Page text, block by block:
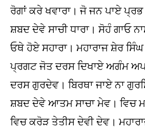
ਰੋਗਾਂ ਕਰੇ ਖਵਾਰਾ। ਜੋ ਜਨ ਪਾਏ
ਸ਼ਬਦ ਦੇਵੇ ਸਾਚੀ ਧਾਰਾ। ਸੋਹੰ ਗਾਓ
ਓਥੇ ਹੋਏ ਸਹਾਰਾ। ਮਹਾਰਾਜ ਸ਼ੇਰ
ਪ੍ਰਗਟ ਜੋਤ ਦਰਸ ਦਿਖਾਏ ਅਗੰਮ
ਦਰਸ ਗੁਰਦੇਵ। ਬਿਰਥਾ ਜਾਏ ਨਾ
ਸ਼ਬਦ ਦੇਵੇ ਆਤਮ ਸਾਚਾ ਮੇਵ। ਵਿਚ
ਵਿਚ ਕਰੋੜ ਤੇਤੀਸ ਦੇਵੀ ਦੇਵ।